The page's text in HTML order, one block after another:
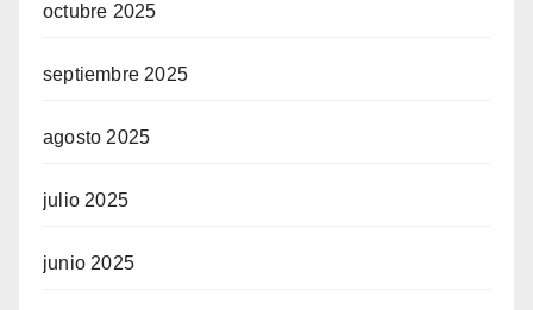
octubre 2025
septiembre 2025
agosto 2025
julio 2025
junio 2025